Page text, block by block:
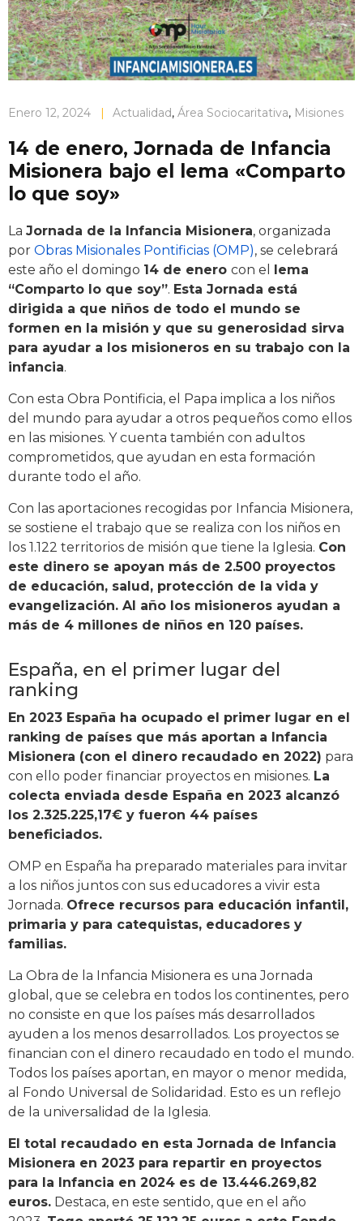
Enero 12, 2024 | Actualidad, Área Sociocaritativa, Misiones
14 de enero, Jornada de Infancia
Misionera bajo el lema «Comparto
lo que soy»
La Jornada de la Infancia Misionera, organizada
por Obras Misionales Pontificias (OMP), se celebrará
este año el domingo 14 de enero con el lema
“Comparto lo que soy”. Esta Jornada está
dirigida a que niños de todo el mundo se
formen en la misión y que su generosidad sirva
para ayudar a los misioneros en su trabajo con la
infancia.
Con esta Obra Pontificia, el Papa implica a los niños
del mundo para ayudar a otros pequeños como ellos
en las misiones. Y cuenta también con adultos
comprometidos, que ayudan en esta formación
durante todo el año.
Con las aportaciones recogidas por Infancia Misionera,
se sostiene el trabajo que se realiza con los niños en
los 1.122 territorios de misión que tiene la Iglesia. Con
este dinero se apoyan más de 2.500 proyectos
de educación, salud, protección de la vida y
evangelización. Al año los misioneros ayudan a
más de 4 millones de niños en 120 países.
España, en el primer lugar del
ranking
En 2023 España ha ocupado el primer lugar en el
ranking de países que más aportan a Infancia
Misionera (con el dinero recaudado en 2022) para
con ello poder financiar proyectos en misiones. La
colecta enviada desde España en 2023 alcanzó
los 2.325.225,17€ y fueron 44 países
beneficiados.
OMP en España ha preparado materiales para invitar
a los niños juntos con sus educadores a vivir esta
Jornada. Ofrece recursos para educación infantil,
primaria y para catequistas, educadores y
familias.
La Obra de la Infancia Misionera es una Jornada
global, que se celebra en todos los continentes, pero
no consiste en que los países más desarrollados
ayuden a los menos desarrollados. Los proyectos se
financian con el dinero recaudado en todo el mundo.
Todos los países aportan, en mayor o menor medida,
al Fondo Universal de Solidaridad. Esto es un reflejo
de la universalidad de la Iglesia.
El total recaudado en esta Jornada de Infancia
Misionera en 2023 para repartir en proyectos
para la Infancia en 2024 es de 13.446.269,82
euros. Destaca, en este sentido, que en el año